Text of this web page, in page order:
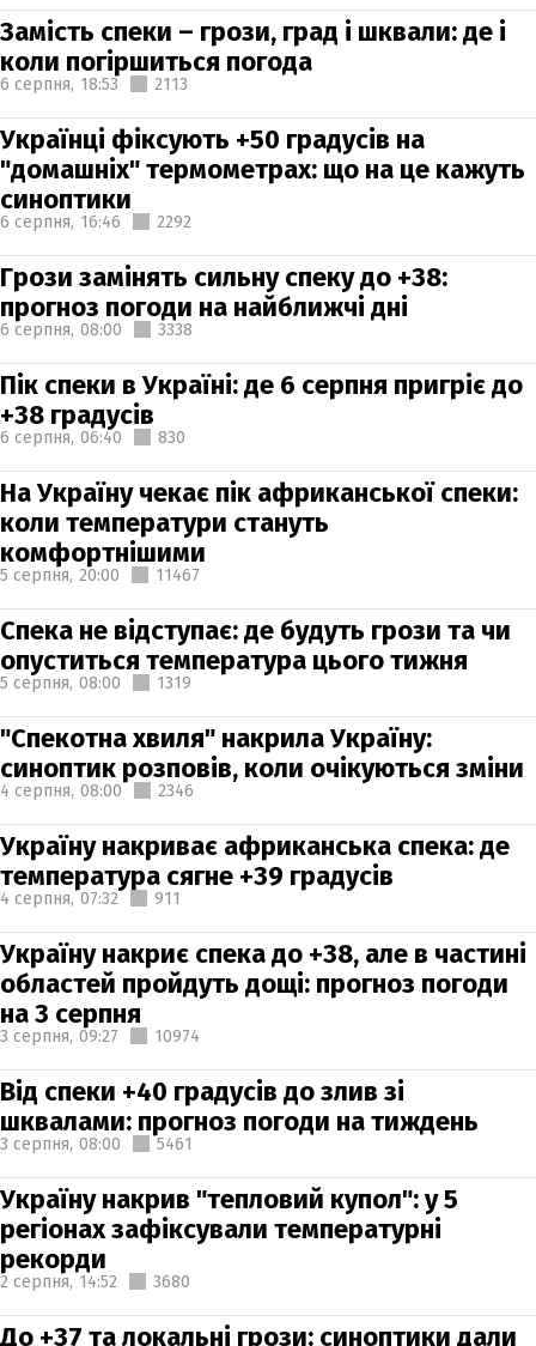
Замість спеки – грози, град і шквали: де і
коли погіршиться погода
6 серпня, 18:53 2113
Українці фіксують +50 градусів на
"домашніх" термометрах: що на це кажуть
синоптики
6 серпня, 16:46 2292
Грози замінять сильну спеку до +38:
прогноз погоди на найближчі дні
6 серпня, 08:00 3338
Пік спеки в Україні: де 6 серпня пригріє до
+38 градусів
6 серпня, 06:40 830
На Україну чекає пік африканської спеки:
коли температури стануть
комфортнішими
5 серпня, 20:00 11467
Спека не відступає: де будуть грози та чи
опуститься температура цього тижня
5 серпня, 08:00 1319
"Спекотна хвиля" накрила Україну:
синоптик розповів, коли очікуються зміни
4 серпня, 08:00 2346
Україну накриває африканська спека: де
температура сягне +39 градусів
4 серпня, 07:32 911
Україну накриє спека до +38, але в частині
областей пройдуть дощі: прогноз погоди
на 3 серпня
3 серпня, 09:27 10974
Від спеки +40 градусів до злив зі
шквалами: прогноз погоди на тиждень
3 серпня, 08:00 5461
Україну накрив "тепловий купол": у 5
регіонах зафіксували температурні
рекорди
2 серпня, 14:52 3680
До +37 та локальні грози: синоптики дали